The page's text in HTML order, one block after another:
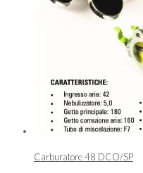
Carburatore 48 DCO/SP